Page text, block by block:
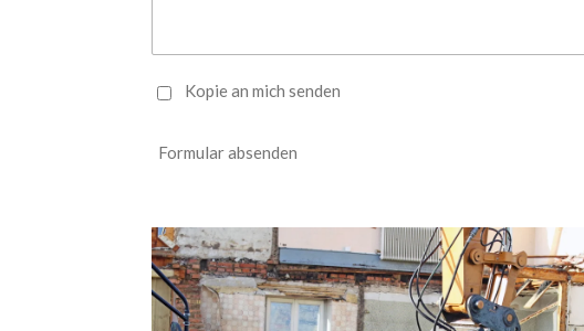
Kopie an mich senden
Formular absenden